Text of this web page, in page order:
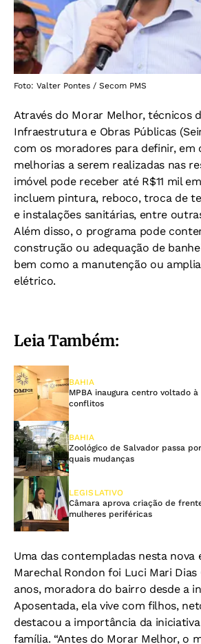
Foto: Valter Pontes / Secom PMS
Através do Morar Melhor, técnicos
Infraestrutura e Obras Públicas
com os moradores para definir, em
melhorias a serem realizadas nas
imóvel pode receber até R$11 mil
incluem pintura, reboco, troca de
e instalações sanitárias, entre
Além disso, o programa pode
construção ou adequação de
bem como a manutenção ou
elétrico.
Leia Também:
BAHIA
MPBA inaugura centro voltado
conflitos
BAHIA
Zoológico de Salvador passa
quais mudanças
LEGISLATIVO
Câmara aprova criação de
mulheres periféricas
Uma das contempladas nesta nova
Marechal Rondon foi Luci Mari Dias
anos, moradora do bairro desde a
Aposentada, ela vive com filhos,
destacou a importância da
família. “Antes do Morar Melhor, o